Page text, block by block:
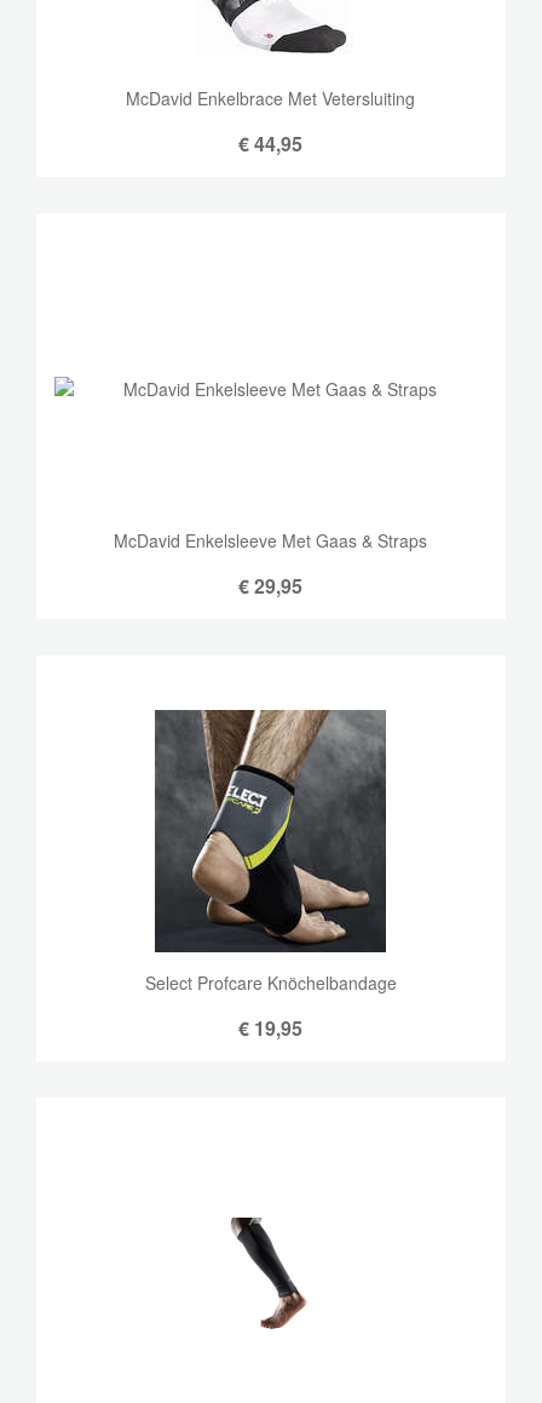
McDavid Enkelbrace Met Vetersluiting
€44,95
McDavid Enkelsleeve Met Gaas & Straps
€29,95
Select Profcare Knöchelbandage
€ 19,95